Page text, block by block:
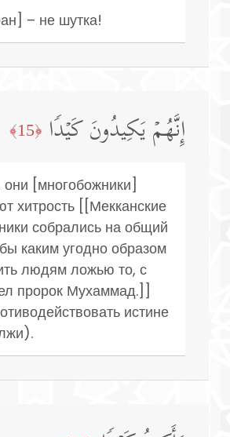
– не шутка!
إِنَّهُمۡ یَكِیدُونَ كَیۡدࣰا ﴿15﴾
они [многобожники]
хитрость [[Мекканские
собрались на общий
каким угодно образом
людям ложью то, с
пророк Мухаммад.]]
истине